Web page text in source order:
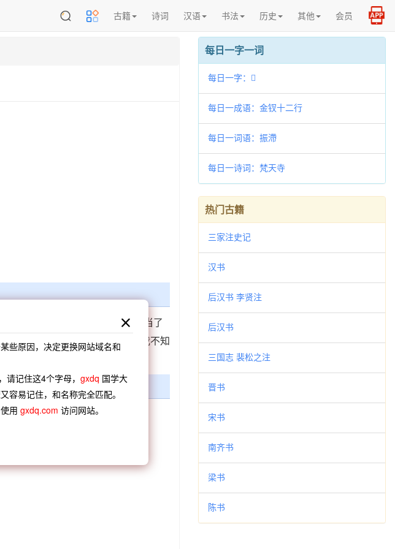
古籍 诗词 汉语 书法 历史 其他 会员
场现形记》五回：“到省之后，当了
章廷谦》：“伏园‘叫苦连天’，我不知
恟
每日一字一词
每日一字：𤡘
每日一成语：金钗十二行
每日一词语：振滯
每日一诗词：梵天寺
热门古籍
三家注史记
汉书
后汉书 李贤注
后汉书
三国志 裴松之注
晋书
宋书
南齐书
梁书
陈书
些原因，决定更换网站域名和
请记住这4个字母， gxdq 国学大
容易记住，和名称完全匹配。
用 gxdq.com 访问网站。